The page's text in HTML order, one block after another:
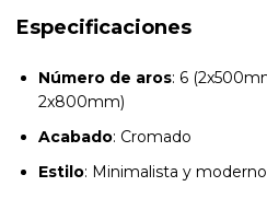
Especificaciones
Número de aros: 6
2x800mm)
Acabado: Cromado
Estilo: Minimalista y moderno